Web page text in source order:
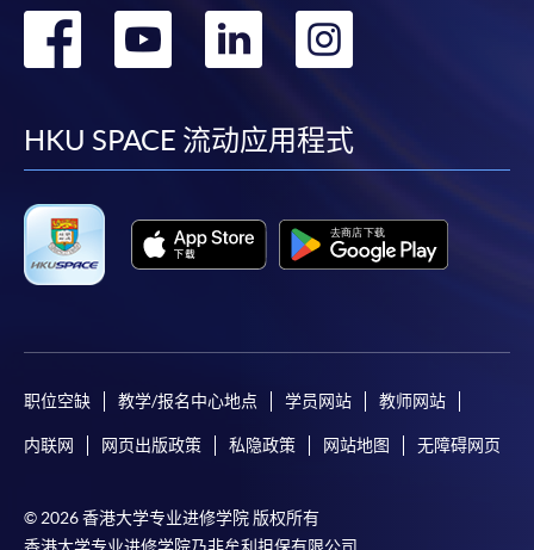
转
facebook
转
youtube
转
linkedin
转
HKU SPACE 流动应用程式
职位空缺 教学/报名中心地点 学员网站 教师网站
内联网 网页出版政策 私隐政策 网站地图 无障碍网页
© 2026 香港大学专业进修学院 版权所有